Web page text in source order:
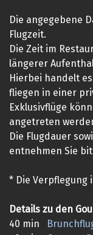
Die angegebene
Flugzeit.
Die Zeit im
längerer
Hierbei handelt
fliegen in einer
Exklusivflüge
angetreten
Die Flugdauer
entnehmen Sie
* Die Verpflegung
Details zu den
40 min